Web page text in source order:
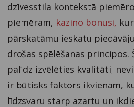
dzīvesstila kontekstā
piemēram, kazino bonusi,
pārskatāmu ieskatu
drošas spēlēšanas principos.
palīdz izvēlēties kvalitāti,
ir būtisks faktors ikvienam,
līdzsvaru starp azartu un